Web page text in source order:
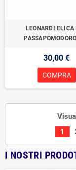
LEONARDI ELICA
30,00 €
COMPRA
1
I NOSTRI